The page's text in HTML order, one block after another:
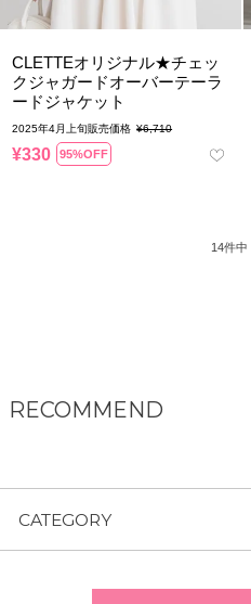
CLETTEオリジナル★チェッ
クジャガードオーバーテーラ
ードジャケット
2025年4月上旬販売価格 ¥6,710
¥330 95%OFF
14件中
RECOMMEND
CATEGORY